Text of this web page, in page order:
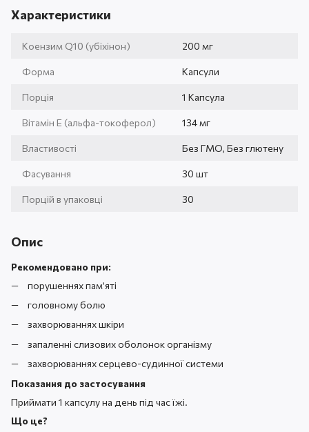
Характеристики
Коензим Q10 (убіхінон) 200 мг
Форма Капсули
Порція 1 Капсула
Вітамін Е (альфа-токоферол) 134 мг
Властивості Без ГМО, Без глютену
Фасування 30 шт
Порцій в упаковці 30
Опис
Рекомендовано при:
порушеннях пам’яті
головному болю
захворюваннях шкіри
запаленні слизових оболонок організму
захворюваннях серцево-судинної системи
Показання до застосування
Приймати 1 капсулу на день під час їжі.
Що це?